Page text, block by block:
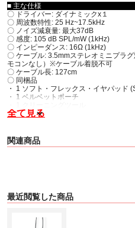
■ 主な仕様
〇 ドライバー: ダイナミックx１
〇 周波数特性: 25 Hz~17.5kHz
〇 ノイズ減衰量: 最大37dB
〇 感度: 105 dB SPL/mW (1kHz)
〇 インピーダンス: 16Ω (1kHz)
〇 ケーブル: 3.5mmステレオミニプラ
モコンなし）※ケーブル着脱不可
〇 ケーブル長: 127cm
〇 同梱品
・ 1 ソフト・フレックス・イヤパッド
・ 1 ベルベットポーチ
全て見る
関連商品
最近閲覧した商品